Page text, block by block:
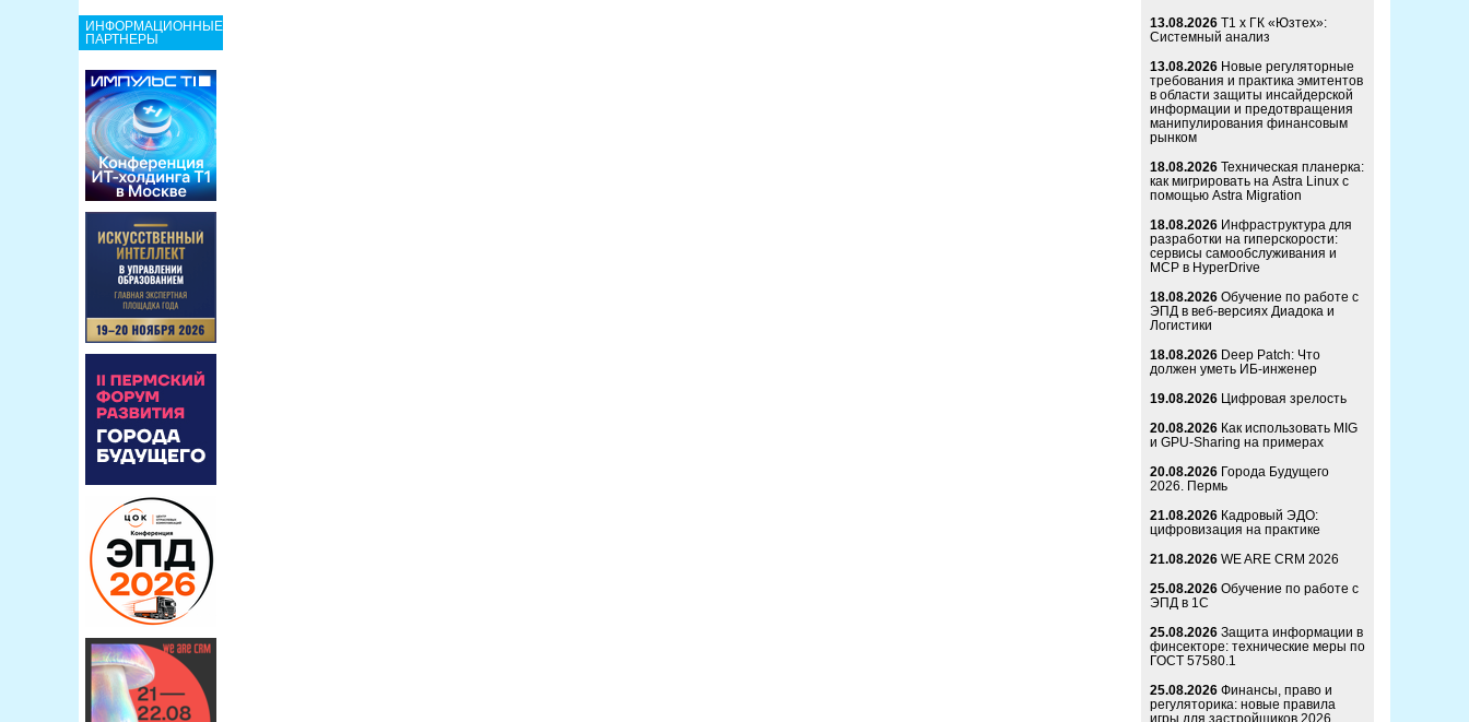
ИНФОРМАЦИОННЫЕ
ПАРТНЕРЫ
13.08.2026 Т1 x ГК «Юзтех»:
Системный анализ
13.08.2026 Новые регуляторные
требования и практика эмитентов
в области защиты инсайдерской
информации и предотвращения
манипулирования финансовым
рынком
18.08.2026 Техническая планерка:
как мигрировать на Astra Linux с
помощью Astra Migration
18.08.2026 Инфраструктура для
разработки на гиперскорости:
сервисы самообслуживания и
MCP в HyperDrive
18.08.2026 Обучение по работе с
ЭПД в веб-версиях Диадока и
Логистики
18.08.2026 Deep Patch: Что
должен уметь ИБ-инженер
19.08.2026 Цифровая зрелость
20.08.2026 Как использовать MIG
и GPU-Sharing на примерах
20.08.2026 Города Будущего
2026. Пермь
21.08.2026 Кадровый ЭДО:
цифровизация на практике
21.08.2026 WE ARE CRM 2026
25.08.2026 Обучение по работе с
ЭПД в 1С
25.08.2026 Защита информации в
финсекторе: технические меры по
ГОСТ 57580.1
25.08.2026 Финансы, право и
регуляторика: новые правила